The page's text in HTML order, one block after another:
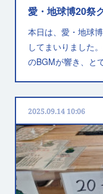
愛・地球博20祭
本日は、愛・地球
してまいりました
のBGMが響き、と
2025.09.14 10:06